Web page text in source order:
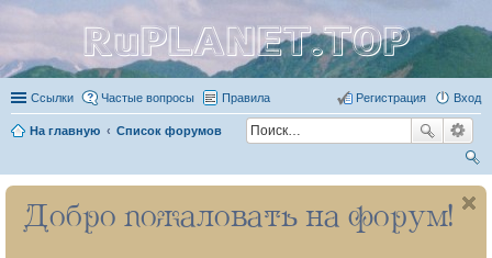
RuPLANET.TOP
Ссылки Частые вопросы Правила Вход
Регистрация
На главную Список форумов
ои
ск
Добро пожаловать на форум!